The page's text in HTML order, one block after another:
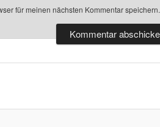
für meinen nächsten Kommentar speichern.